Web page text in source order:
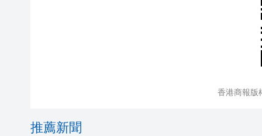
香港商報版
推薦新聞